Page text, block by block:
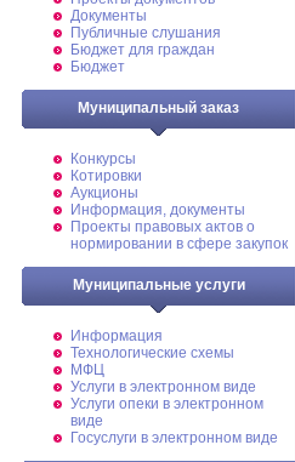
Документы
Публичные слушания
Бюджет для граждан
Бюджет
Муниципальный заказ
Конкурсы
Котировки
Аукционы
Информация, документы
Проекты правовых актов о
нормировании в сфере закупок
Муниципальные услуги
Информация
Технологические схемы
МФЦ
Услуги в электронном виде
Услуги опеки в электронном
виде
Госуслуги в электронном виде